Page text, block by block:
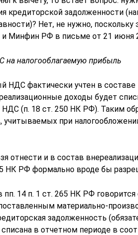
кредиторской задолженности
Нет, не нужно,
и Минфин РФ в письме от 21 июня
на налогооблагаемую прибыль
НДС фактически учтен в
доходы будет
(п. 18 ст. 250 НК РФ). Таким
учитываемых при
отнести и в состав
НК РФ формально вроде бы
14 п. 1 ст. 265 НК РФ
материально-
задолженность
списана в отчетном периоде в